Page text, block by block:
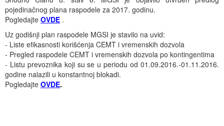
Fotografije
Video materijal
Događaji
Skupština udruženja
Siva ekonomija
Najnovije vesti
Savetnici
Marketing
Zastupanje i posredovanje
Fakultet tehničkih nauka Novi Sad
Skupovi i konferencije
pojedinačnog plana raspodele za 2017. godinu.
Pogledajte OVDE .
Uz godišnji plan raspodele MGSI je stavilo na uvid:
- Liste efikasnosti korišćenja CEMT i vremenskih dozvola
- Pregled raspodele CEMT i vremenskih dozvola po kontingentima
- Listu prevoznika koji su se u periodu od 01.09.2016.-01.11.2016.
godine nalazili u konstantnoj blokadi.
Pogledajte OVDE.